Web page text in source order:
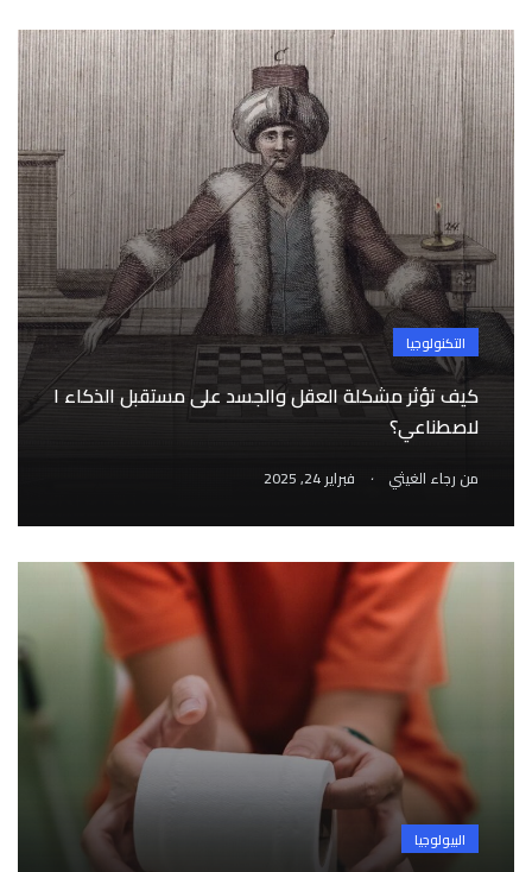
التكنولوجيا
كيف تؤثر مشكلة العقل والجسد على مستقبل الذكاء ا
لاصطناعي؟
من رجاء الغيثي . فبراير 24, 2025
البيولوجيا